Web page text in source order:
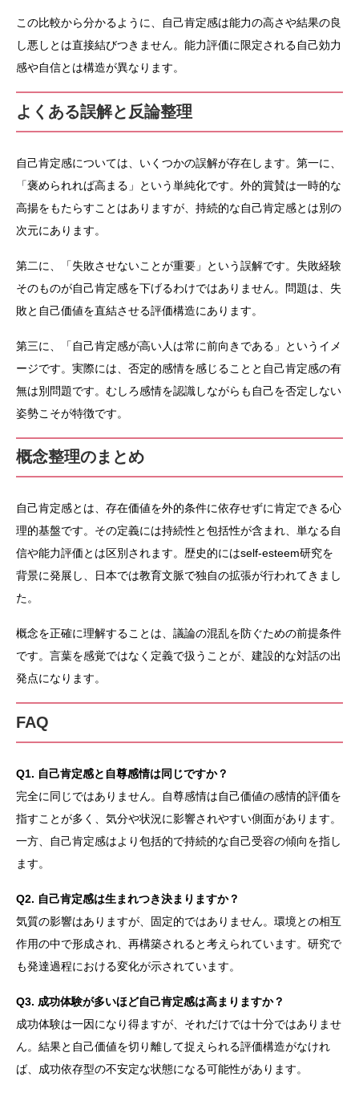
この比較から分かるように、自己肯定感は能力の高さや結果の良
し悪しとは直接結びつきません。能力評価に限定される自己効力
感や自信とは構造が異なります。
よくある誤解と反論整理
自己肯定感については、いくつかの誤解が存在します。第一に、
「褒められれば高まる」という単純化です。外的賞賛は一時的な
高揚をもたらすことはありますが、持続的な自己肯定感とは別の
次元にあります。
第二に、「失敗させないことが重要」という誤解です。失敗経験
そのものが自己肯定感を下げるわけではありません。問題は、失
敗と自己価値を直結させる評価構造にあります。
第三に、「自己肯定感が高い人は常に前向きである」というイメ
ージです。実際には、否定的感情を感じることと自己肯定感の有
無は別問題です。むしろ感情を認識しながらも自己を否定しない
姿勢こそが特徴です。
概念整理のまとめ
自己肯定感とは、存在価値を外的条件に依存せずに肯定できる心
理的基盤です。その定義には持続性と包括性が含まれ、単なる自
信や能力評価とは区別されます。歴史的にはself-esteem研究を
背景に発展し、日本では教育文脈で独自の拡張が行われてきまし
た。
概念を正確に理解することは、議論の混乱を防ぐための前提条件
です。言葉を感覚ではなく定義で扱うことが、建設的な対話の出
発点になります。
FAQ
Q1. 自己肯定感と自尊感情は同じですか？
完全に同じではありません。自尊感情は自己価値の感情的評価を
指すことが多く、気分や状況に影響されやすい側面があります。
一方、自己肯定感はより包括的で持続的な自己受容の傾向を指し
ます。
Q2. 自己肯定感は生まれつき決まりますか？
気質の影響はありますが、固定的ではありません。環境との相互
作用の中で形成され、再構築されると考えられています。研究で
も発達過程における変化が示されています。
Q3. 成功体験が多いほど自己肯定感は高まりますか？
成功体験は一因になり得ますが、それだけでは十分ではありませ
ん。結果と自己価値を切り離して捉えられる評価構造がなけれ
ば、成功依存型の不安定な状態になる可能性があります。